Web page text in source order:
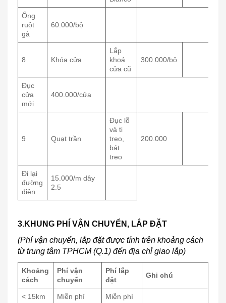
Ống
ruột
gà
60.000/bộ
8 Khóa cửa
Lắp
khoá
cửa cũ
300.000/bộ
Đục
cửa
mới
400.000/cửa
9 Quạt trần
Đục lỗ
và ti
treo,
bát
treo
200.000
Đi lại
đường
điện
15.000/m dây
2.5
3.KHUNG PHÍ VẬN CHUYỂN, LẮP ĐẶT
(Phí vận chuyển, lắp đặt được tính trên khoảng cách
từ trung tâm TPHCM (Q.1) đến địa chỉ giao lắp)
Khoảng
cách
Phí vận
chuyển
Phí lắp
đặt
Ghi chú
< 15km Miễn phí Miễn phí